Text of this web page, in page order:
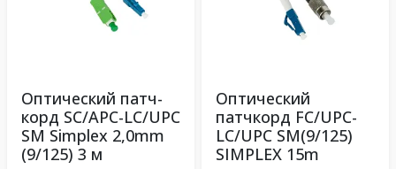
Оптический патч-
корд SC/APC-LC/UPC
SM Simplex 2,0mm
(9/125) 3 м
Оптический
патчкорд FC/UPC-
LC/UPC SM(9/125)
SIMPLEX 15m